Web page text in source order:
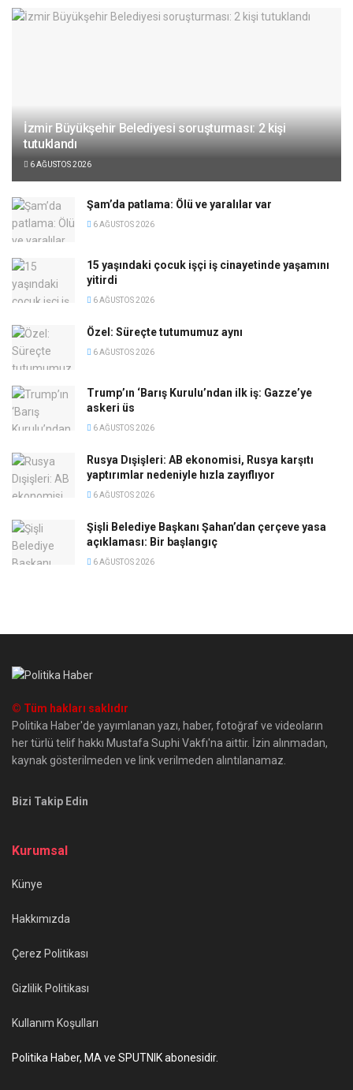
İzmir Büyükşehir Belediyesi soruşturması: 2 kişi
tutuklandı
6 AĞUSTOS 2026
Şam’da patlama: Ölü ve yaralılar var
6 AĞUSTOS 2026
15 yaşındaki çocuk işçi iş cinayetinde yaşamını
yitirdi
6 AĞUSTOS 2026
Özel: Süreçte tutumumuz aynı
6 AĞUSTOS 2026
Trump’ın ‘Barış Kurulu’ndan ilk iş: Gazze’ye
askeri üs
6 AĞUSTOS 2026
Rusya Dışişleri: AB ekonomisi, Rusya karşıtı
yaptırımlar nedeniyle hızla zayıflıyor
6 AĞUSTOS 2026
Şişli Belediye Başkanı Şahan’dan çerçeve yasa
açıklaması: Bir başlangıç
6 AĞUSTOS 2026
© Tüm hakları saklıdır
Politika Haber'de yayımlanan yazı, haber, fotoğraf ve videoların
her türlü telif hakkı Mustafa Suphi Vakfı'na aittir. İzin alınmadan,
kaynak gösterilmeden ve link verilmeden alıntılanamaz.
Bizi Takip Edin
Kurumsal
Künye
Hakkımızda
Çerez Politikası
Gizlilik Politikası
Kullanım Koşulları
Politika Haber, MA ve SPUTNIK abonesidir.